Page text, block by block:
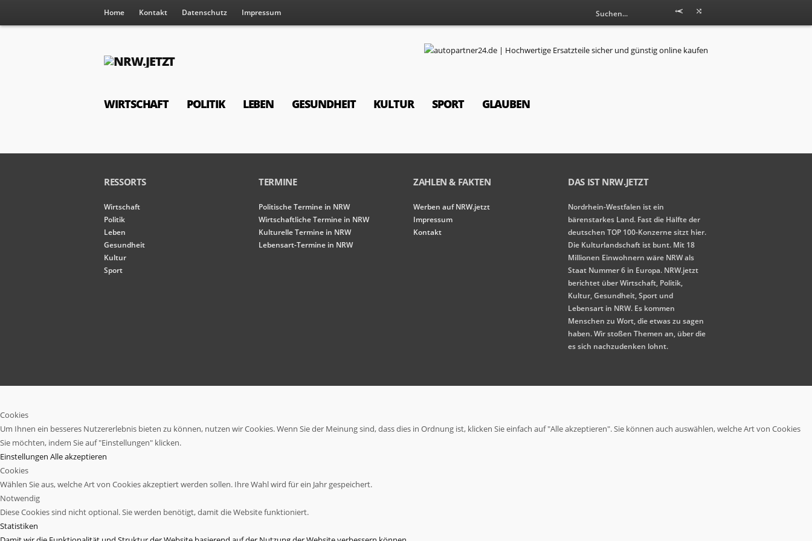
Home Kontakt Datenschutz Impressum
WIRTSCHAFT POLITIK LEBEN GESUNDHEIT KULTUR SPORT GLAUBEN
RESSORTS
Wirtschaft
Politik
Leben
Gesundheit
Kultur
Sport
TERMINE
Politische Termine in NRW
Wirtschaftliche Termine in NRW
Kulturelle Termine in NRW
Lebensart-Termine in NRW
ZAHLEN & FAKTEN
Werben auf NRW.jetzt
Impressum
Kontakt
DAS IST NRW.JETZT
Nordrhein-Westfalen ist ein
bärenstarkes Land. Fast die Hälfte der
deutschen TOP 100-Konzerne sitzt hier.
Die Kulturlandschaft ist bunt. Mit 18
Millionen Einwohnern wäre NRW als
Staat Nummer 6 in Europa. NRW.jetzt
berichtet über Wirtschaft, Politik,
Kultur, Gesundheit, Sport und
Lebensart in NRW. Es kommen
Menschen zu Wort, die etwas zu sagen
haben. Wir stoßen Themen an, über die
es sich nachzudenken lohnt.
Cookies
Um Ihnen ein besseres Nutzererlebnis bieten zu können, nutzen wir Cookies. Wenn Sie der Meinung sind, dass dies in Ordnung ist, klicken Sie einfach auf "Alle akzeptieren". Sie können auch auswählen, welche Art von Cookies
Sie möchten, indem Sie auf "Einstellungen" klicken.
Einstellungen Alle akzeptieren
Cookies
Wählen Sie aus, welche Art von Cookies akzeptiert werden sollen. Ihre Wahl wird für ein Jahr gespeichert.
Notwendig
Diese Cookies sind nicht optional. Sie werden benötigt, damit die Website funktioniert.
Statistiken